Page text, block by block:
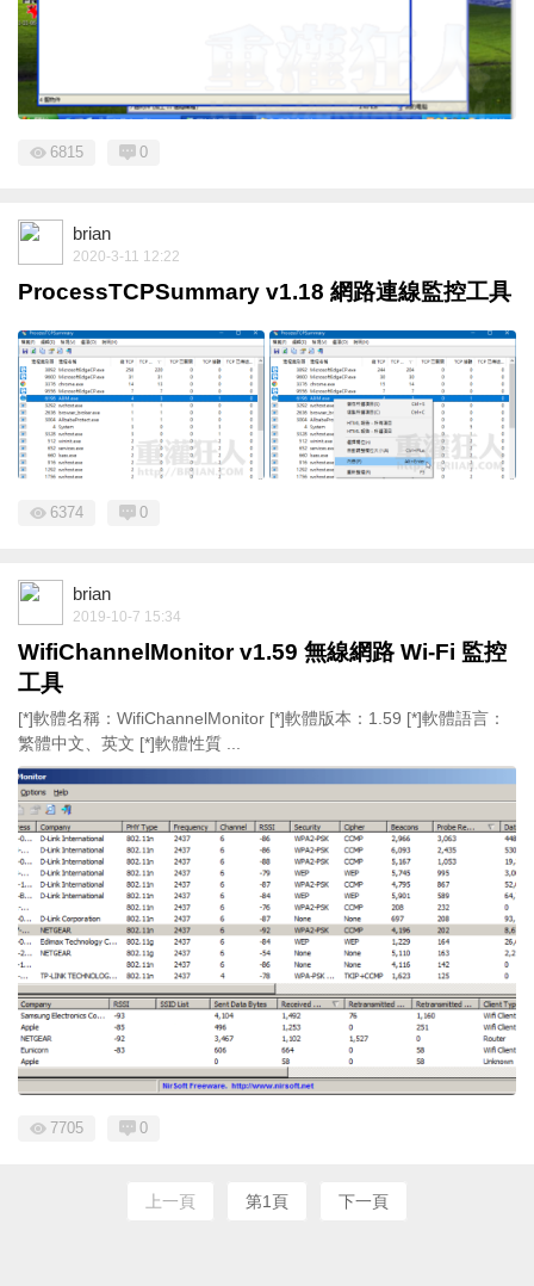
6815 0
brian
2020-3-11 12:22
ProcessTCPSummary v1.18 網路連線監控工具
6374 0
brian
2019-10-7 15:34
WifiChannelMonitor v1.59 無線網路 Wi-Fi 監控
工具
[*]軟體名稱：WifiChannelMonitor [*]軟體版本：1.59 [*]軟體語言：
繁體中文、英文 [*]軟體性質 ...
7705 0
上一頁 第1頁 下一頁